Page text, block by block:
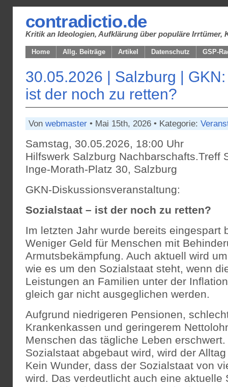
contradictio.de
Kritik an Ideologien, Aufklärung über populäre Irrtümer,
Home Allg. Beiträge Artikel Datenschutz GSP-
30.05.2026 | Salzburg |
ist der noch zu retten?
Von webmaster • Mai 15th, 2026 • Kategorie:
Samstag, 30.05.2026, 18:00 Uhr
Hilfswerk Salzburg Nachbarschafts.Treff
Inge-Morath-Platz 30, Salzburg
GKN-Diskussionsveranstaltung:
Sozialstaat – ist der noch zu retten?
Im letzten Jahr wurde bereits eingespart
Weniger Geld für Menschen mit
Armutsbekämpfung. Auch aktuell wird
wie es um den Sozialstaat steht, wenn
Leistungen an Familien unter der
gleich gar nicht ausgeglichen werden.
Aufgrund niedrigeren Pensionen,
Krankenkassen und geringerem
Menschen das tägliche Leben
Sozialstaat abgebaut wird, wird der
Kein Wunder, dass der Sozialstaat von
wird. Das verdeutlicht auch eine aktuelle